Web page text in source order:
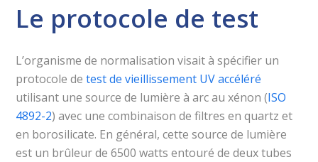
Le protocole de test
L’organisme de normalisation visait à spécifier un
protocole detest de vieillissement UV accéléré
utilisant une source de lumière à arc au xénon (ISO
4892-2) avec une combinaison de filtres en quartz et
en borosilicate. En général, cette source de lumière
est un brûleur de 6500 watts entouré de deux tubes